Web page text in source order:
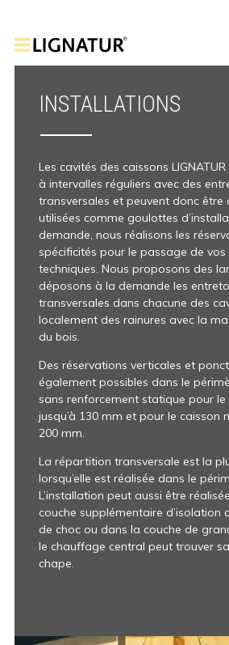
INSTALLATIONS
Les cavités des caissons
à intervalles réguliers avec des
transversales et peuvent donc être
utilisées comme goulottes
demande, nous réalisons les
spécificités pour le passage de
techniques. Nous proposons des
déposons à la demande les
transversales dans chacune des
localement des rainures avec la
du bois.
Des réservations verticales et
également possibles dans le
sans renforcement statique pour
jusqu’à 130 mm et pour le caisson
200 mm.
La répartition transversale est la
lorsqu’elle est réalisée dans le
L’installation peut aussi être
couche supplémentaire d’isolation
de choc ou dans la couche de
le chauffage central peut trouver
chape.